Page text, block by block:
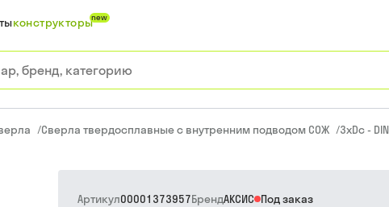
конструкторыnew
/Сверла твердосплавные с внутренним подводом СОЖ /3xDc -
Артикул00001373957БрендАКСИС Под заказ